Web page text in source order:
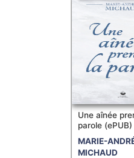
Une aînée
parole (ePUB)
MARIE-
MICHAUD